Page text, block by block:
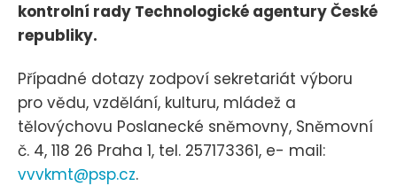
kontrolní rady Technologické agentury České
republiky.
Případné dotazy zodpoví sekretariát výboru
pro vědu, vzdělání, kulturu, mládež a
tělovýchovu Poslanecké sněmovny, Sněmovní
č. 4, 118 26 Praha 1, tel. 257173361, e- mail:
vvvkmt@psp.cz.